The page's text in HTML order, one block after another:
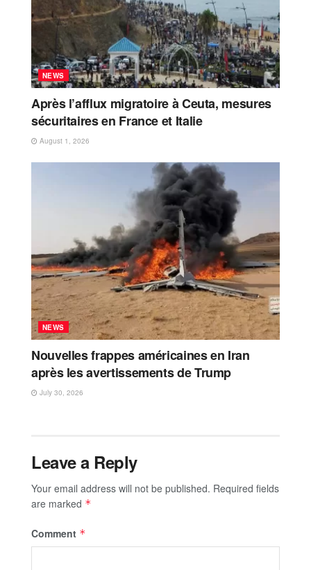
NEWS
Après l’afflux migratoire à Ceuta, mesures
sécuritaires en France et Italie
August 1, 2026
NEWS
Nouvelles frappes américaines en Iran
après les avertissements de Trump
July 30, 2026
Leave a Reply
Your email address will not be published. Required fields
are marked *
Comment *